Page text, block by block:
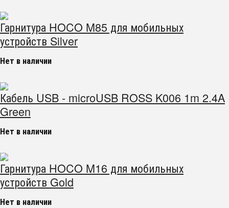
Гарнитура HOCO M85 для мобильных
устройств Silver
Нет в наличии
Кабель USB - microUSB ROSS K006 1m 2.4A
Green
Нет в наличии
Гарнитура HOCO M16 для мобильных
устройств Gold
Нет в наличии